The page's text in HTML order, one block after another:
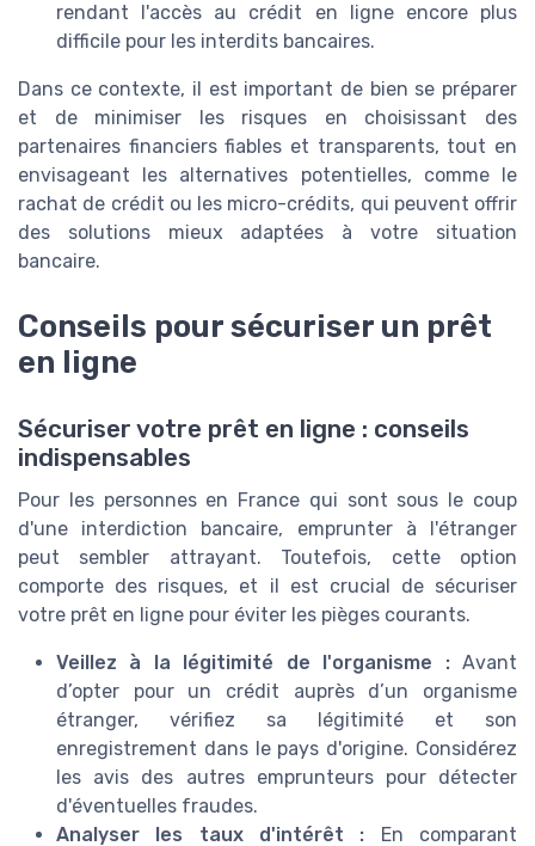
rendant l'accès au crédit en ligne encore plus
difficile pour les interdits bancaires.
Dans ce contexte, il est important de bien se préparer
et de minimiser les risques en choisissant des
partenaires financiers fiables et transparents, tout en
envisageant les alternatives potentielles, comme le
rachat de crédit ou les micro-crédits, qui peuvent offrir
des solutions mieux adaptées à votre situation
bancaire.
Conseils pour sécuriser un prêt
en ligne
Sécuriser votre prêt en ligne : conseils
indispensables
Pour les personnes en France qui sont sous le coup
d'une interdiction bancaire, emprunter à l'étranger
peut sembler attrayant. Toutefois, cette option
comporte des risques, et il est crucial de sécuriser
votre prêt en ligne pour éviter les pièges courants.
Veillez à la légitimité de l'organisme :Avant
d’opter pour un crédit auprès d’un organisme
étranger, vérifiez sa légitimité et son
enregistrement dans le pays d'origine. Considérez
les avis des autres emprunteurs pour détecter
d'éventuelles fraudes.
Analyser les taux d'intérêt : En comparant